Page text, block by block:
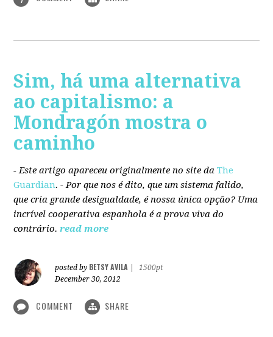
Sim, há uma alternativa
ao capitalismo: a
Mondragón mostra o
caminho
- Este artigo apareceu originalmente no site daThe
Guardian. - Por que nos é dito, que um sistema falido,
que cria grande desigualdade, é nossa única opção? Uma
incrível cooperativa espanhola é a prova viva do
contrário. read more
posted by BETSY AVILA
1500pt
December 30, 2012
COMMENT SHARE